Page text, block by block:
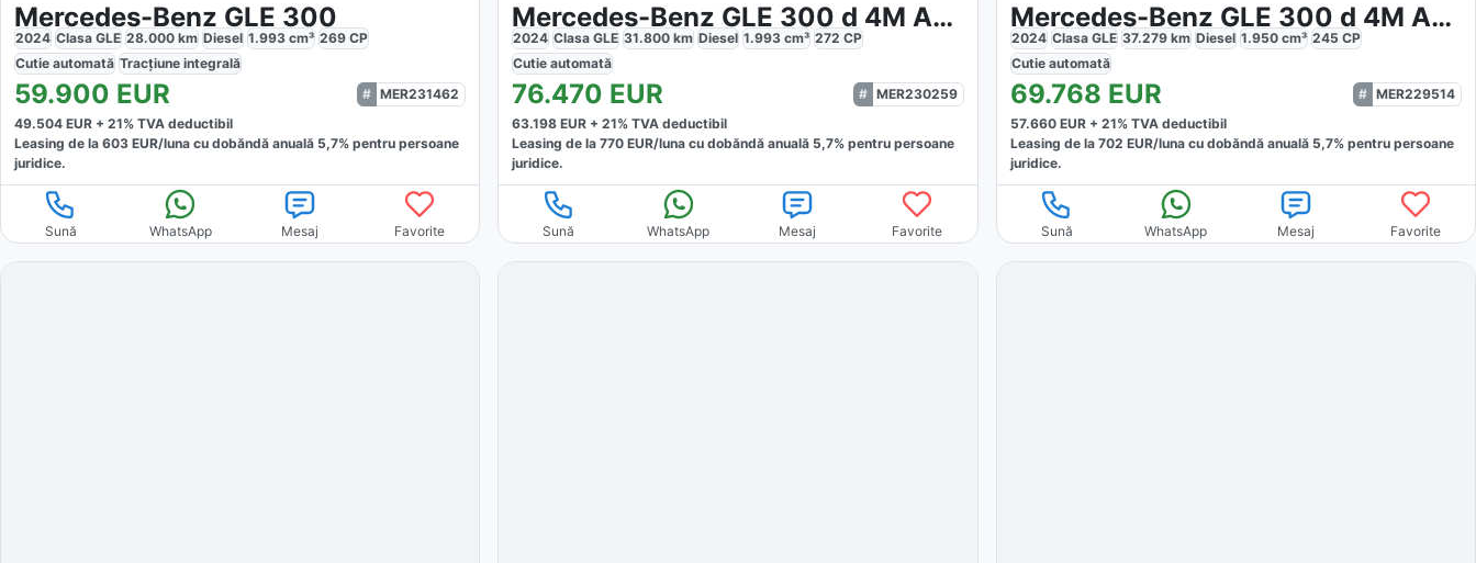
Mercedes-Benz GLE 300
2024 Clasa GLE 28.000 km Diesel 1.993 cm³ 269 CP
Cutie automată Tracțiune integrală
59.900 EUR
MER231462
49.504 EUR + 21% TVA deductibil
Leasing de la 603 EUR/luna cu dobăndă anuală 5,7% pentru persoane
juridice.
Sună WhatsApp Mesaj Favorite
Mercedes-Benz GLE 300 d 4M AMG Night
2024 Clasa GLE 31.800 km Diesel 1.993 cm³ 272 CP
Cutieautomată
76.470 EUR
MER230259
63.198 EUR +21% TVA deductibil
Leasing de la770 EUR/luna cu dobăndă anuală 5,7% pentru persoane
juridice.
Sună WhatsApp Mesaj Favorite
Mercedes-Benz GLE 300 d 4M AMG
2024 Clasa GLE 37.279km Diesel 1.950cm³ 245 CP
Cutie automată
69.768 EUR
MER229514
57.660EUR + 21% TVA deductibil
Leasing de la 702 EUR/lunacu dobăndă anuală 5,7% pentru persoane
juridice.
Sună WhatsApp Mesaj Favorite